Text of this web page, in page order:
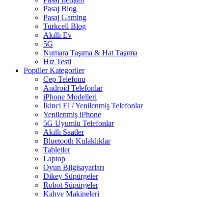
Pasaj Blog
Pasaj Gaming
Turkcell Blog
Akıllı Ev
5G
Numara Taşıma & Hat Taşıma
Hız Testi
Popüler Kategoriler
Cep Telefonu
Android Telefonlar
iPhone Modelleri
İkinci El / Yenilenmiş Telefonlar
Yenilenmiş iPhone
5G Uyumlu Telefonlar
Akıllı Saatler
Bluetooth Kulaklıklar
Tabletler
Laptop
Oyun Bilgisayarları
Dikey Süpürgeler
Robot Süpürgeler
Kahve Makineleri